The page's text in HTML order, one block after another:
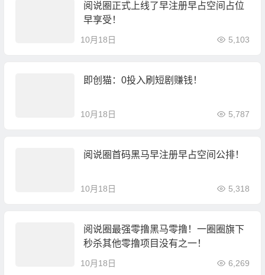
阅说圈正式上线了早注册早占空间占位
早享受！
10月18日 5,103
即创猫：0投入刷短剧赚钱！
10月18日 5,787
阅说圈首码黑马早注册早占空间公排！
10月18日 5,318
阅说圈最强零撸黑马零撸！一圈圈旗下
秒杀其他零撸项目没有之一！
10月18日 6,269